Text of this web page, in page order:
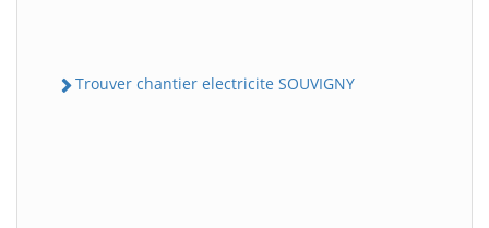
Trouver chantier electricite SOUVIGNY